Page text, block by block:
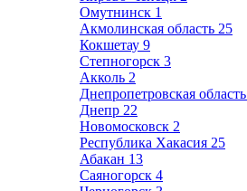
Омутнинск 1
Акмолинская область 25
Кокшетау 9
Степногорск 3
Акколь 2
Днепропетровская область
Днепр 22
Новомосковск 2
Республика Хакасия 25
Абакан 13
Саяногорск 4